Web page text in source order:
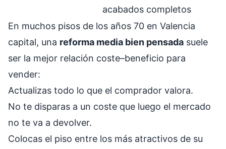
acabados completos
En muchos pisos de los años 70 en Valencia
capital, una reforma media bien pensada suele
ser la mejor relación coste–beneficio para
vender:
Actualizas todo lo que el comprador valora.
No te disparas a un coste que luego el mercado
no te va a devolver.
Colocas el piso entre los más atractivos de su